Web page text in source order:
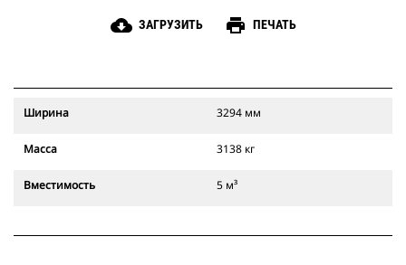
cloud_download ЗАГРУЗИТЬ print ПЕЧАТЬ
Ширина 3294 мм
Масса 3138 кг
Вместимость 5 м³